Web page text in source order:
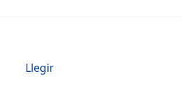
Llegir